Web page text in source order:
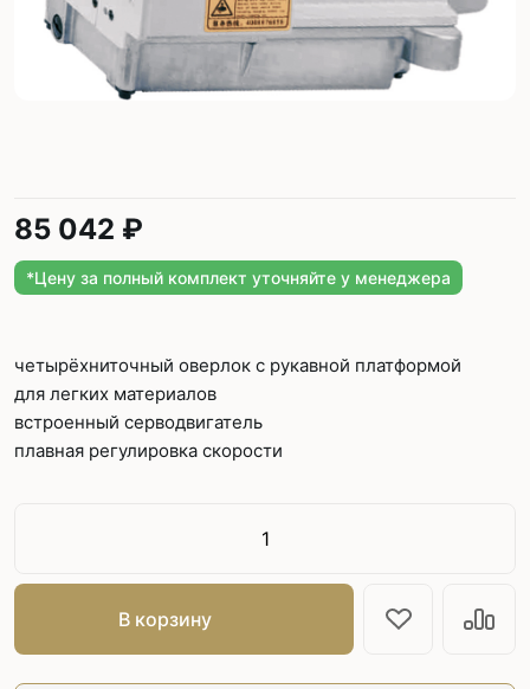
85 042 ₽
*Цену за полный комплект уточняйте у менеджера
четырёхниточный оверлок с рукавной платформой
для легких материалов
встроенный серводвигатель
плавная регулировка скорости
В корзину